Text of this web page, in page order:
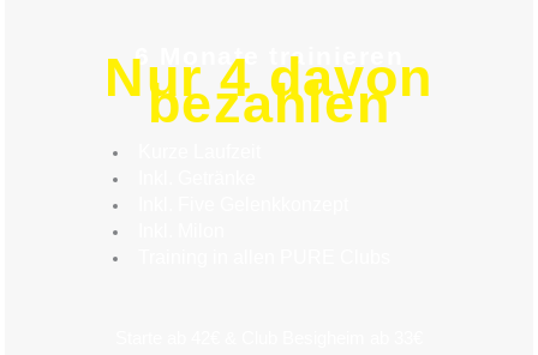
6 Monate trainieren
Nur 4 davon
bezahlen